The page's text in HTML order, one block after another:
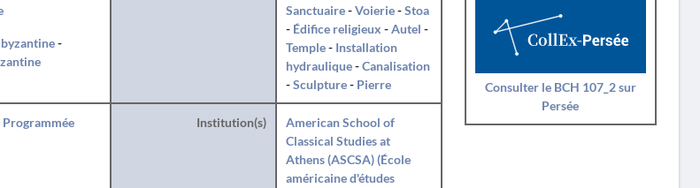
-
Sanctuaire-Voierie-Stoa
- Édifice religieux -Autel -
Temple- Installation
hydraulique-Canalisation
-Sculpture- Pierre
Programmée Institution(s)
American School of
Classical Studies at
Athens (ASCSA) (École
américaine d'études
Consulter le BCH 107_2 sur
Persée